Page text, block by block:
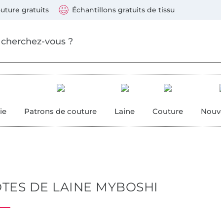
gratuits Échantillons gratuits de tissu
Patrons de couture Laine Couture
DE LAINE MYBOSHI
suivants : Visa, Mastercard, Carte bleue, PayPal,